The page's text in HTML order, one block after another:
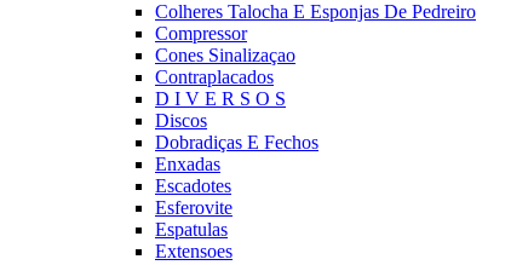
Colheres Talocha E Esponjas De Pedreiro
Compressor
Cones Sinalizaçao
Contraplacados
D I V E R S O S
Discos
Dobradiças E Fechos
Enxadas
Escadotes
Esferovite
Espatulas
Extensoes